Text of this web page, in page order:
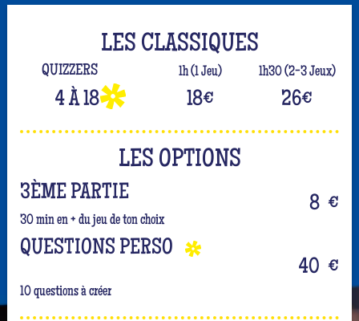
LES CLASSIQUES
QUIZZERS 1h (1 Jeu) 1h30 (2-3 Jeux)
4 À 18 18€ 26€
LES OPTIONS
3ÈME PARTIE
30 min en + du jeu de ton choix
8 €
QUESTIONS PERSO
10 questions à créer
40 €